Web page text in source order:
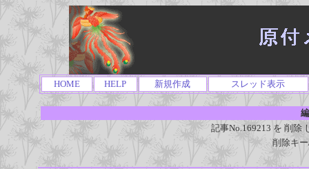
HOME HELP 新規作成 スレッド表示
記事No.169213 を 削除
削除キ